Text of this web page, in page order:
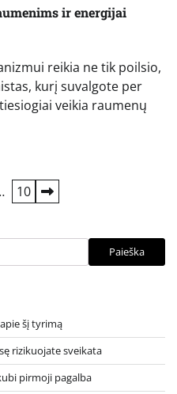
ir energijai
reikia ne tik poilsio,
kurį suvalgote per
veikia raumenų
10
Paieška
šį tyrimą
rizikuojate sveikata
pirmoji pagalba